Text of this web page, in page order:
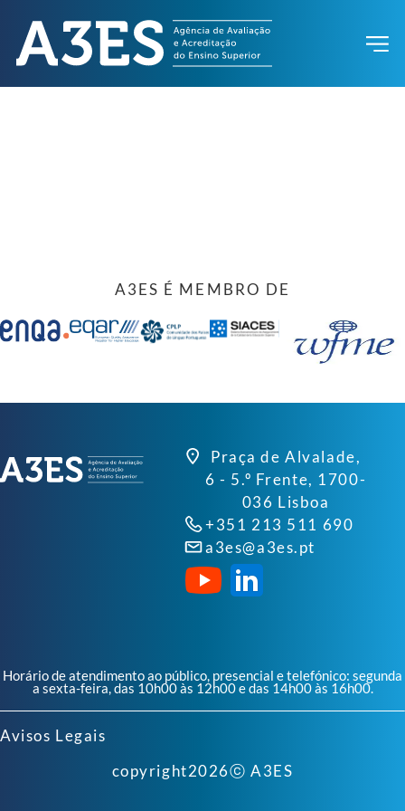
A3ES É MEMBRO DE
Praça de Alvalade,
6 - 5.º Frente, 1700-
036 Lisboa
+351 213 511 690
a3es@a3es.pt
Horário de atendimento ao público, presencial e telefónico: segunda
a sexta-feira, das 10h00 às 12h00 e das 14h00 às 16h00.
Avisos Legais
copyright2026ⓒ A3ES